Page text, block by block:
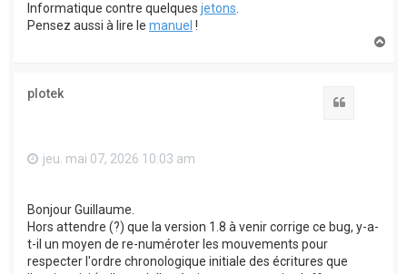
Informatique contre quelques jetons.
Pensez aussi à lire le manuel !
plotek
jeu. mai 07, 2026 10:03 am
Bonjour Guillaume.
Hors attendre (?) que la version 1.8 à venir corrige ce bug, y-a-
t-il un moyen de re-numéroter les mouvements pour
respecter l'ordre chronologique initiale des écritures que